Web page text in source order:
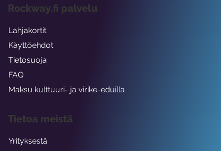
Rockway.fi palvelu
Lahjakortit
Käyttöehdot
Tietosuoja
FAQ
Maksu kulttuuri- ja virike-eduilla
Tietoa meistä
Yrityksestä